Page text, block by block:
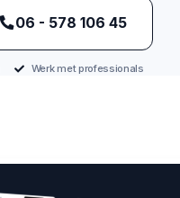
‪06 - 578 106 45‬
Werk met professionals